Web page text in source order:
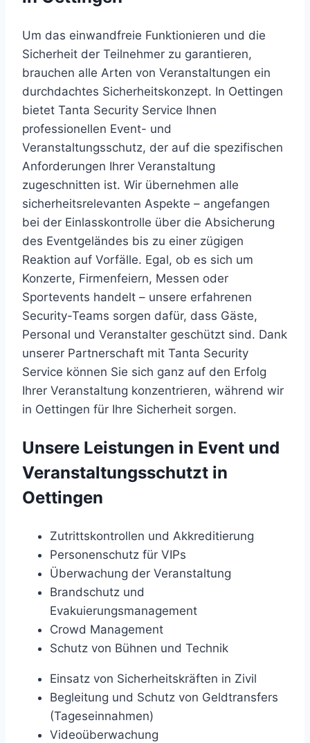
Um das einwandfreie Funktionieren und die
Sicherheit der Teilnehmer zu garantieren,
brauchen alle Arten von Veranstaltungen ein
durchdachtes Sicherheitskonzept. In Oettingen
bietet Tanta Security Service Ihnen
professionellen Event- und
Veranstaltungsschutz, der auf die spezifischen
Anforderungen Ihrer Veranstaltung
zugeschnitten ist. Wir übernehmen alle
sicherheitsrelevanten Aspekte – angefangen
bei der Einlasskontrolle über die Absicherung
des Eventgeländes bis zu einer zügigen
Reaktion auf Vorfälle. Egal, ob es sich um
Konzerte, Firmenfeiern, Messen oder
Sportevents handelt – unsere erfahrenen
Security-Teams sorgen dafür, dass Gäste,
Personal und Veranstalter geschützt sind. Dank
unserer Partnerschaft mit Tanta Security
Service können Sie sich ganz auf den Erfolg
Ihrer Veranstaltung konzentrieren, während wir
in Oettingen für Ihre Sicherheit sorgen.
Unsere Leistungen in Event und
Veranstaltungsschutzt in
Oettingen
Zutrittskontrollen und Akkreditierung
Personenschutz für VIPs
Überwachung der Veranstaltung
Brandschutz und
Evakuierungsmanagement
Crowd Management
Schutz von Bühnen und Technik
Einsatz von Sicherheitskräften in Zivil
Begleitung und Schutz von Geldtransfers
(Tageseinnahmen)
Videoüberwachung